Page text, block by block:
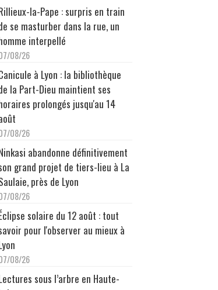
la-Pape : surpris en train
se masturber dans la rue, un
interpellé
08/26
à Lyon : la bibliothèque
la Part-Dieu maintient ses
prolongés jusqu'au 14
08/26
abandonne définitivement
grand projet de tiers-lieu à La
près de Lyon
08/26
solaire du 12 août : tout
pour l'observer au mieux à
08/26
sous l’arbre en Haute-